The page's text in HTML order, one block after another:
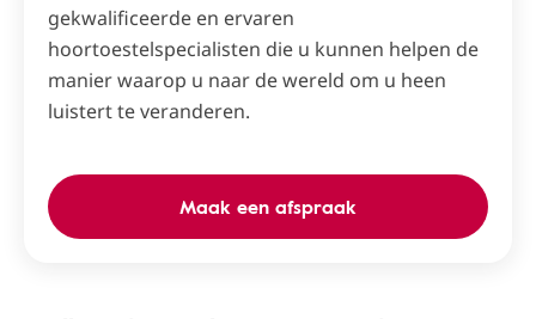
gekwalificeerde en ervaren
hoortoestelspecialisten die u kunnen helpen de
manier waarop u naar de wereld om u heen
luistert te veranderen.
Maak een afspraak